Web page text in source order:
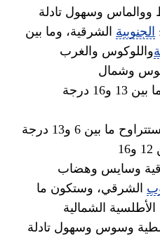
وسهول تادلة
الجنوبية الشرقية، وما بين
واللوكوس والغرب
وشمال
، وستكون ما بين 13 و16 درجة
أما درجات الحرارة العليا فستتراوح ما بين 6 و13 درجة
بمرتفعات الأطلس، وما بين 12 و16
وسايس وهضاب
الشرقي، وستكون ما
الأطلسية الشمالية
وسوس وسهول تادلة